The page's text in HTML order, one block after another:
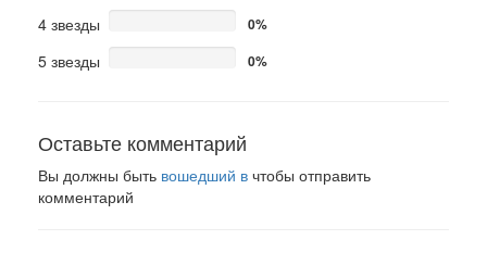
4 звезды 0%
5 звезды 0%
Оставьте комментарий
Вы должны быть вошедший в чтобы отправить
комментарий